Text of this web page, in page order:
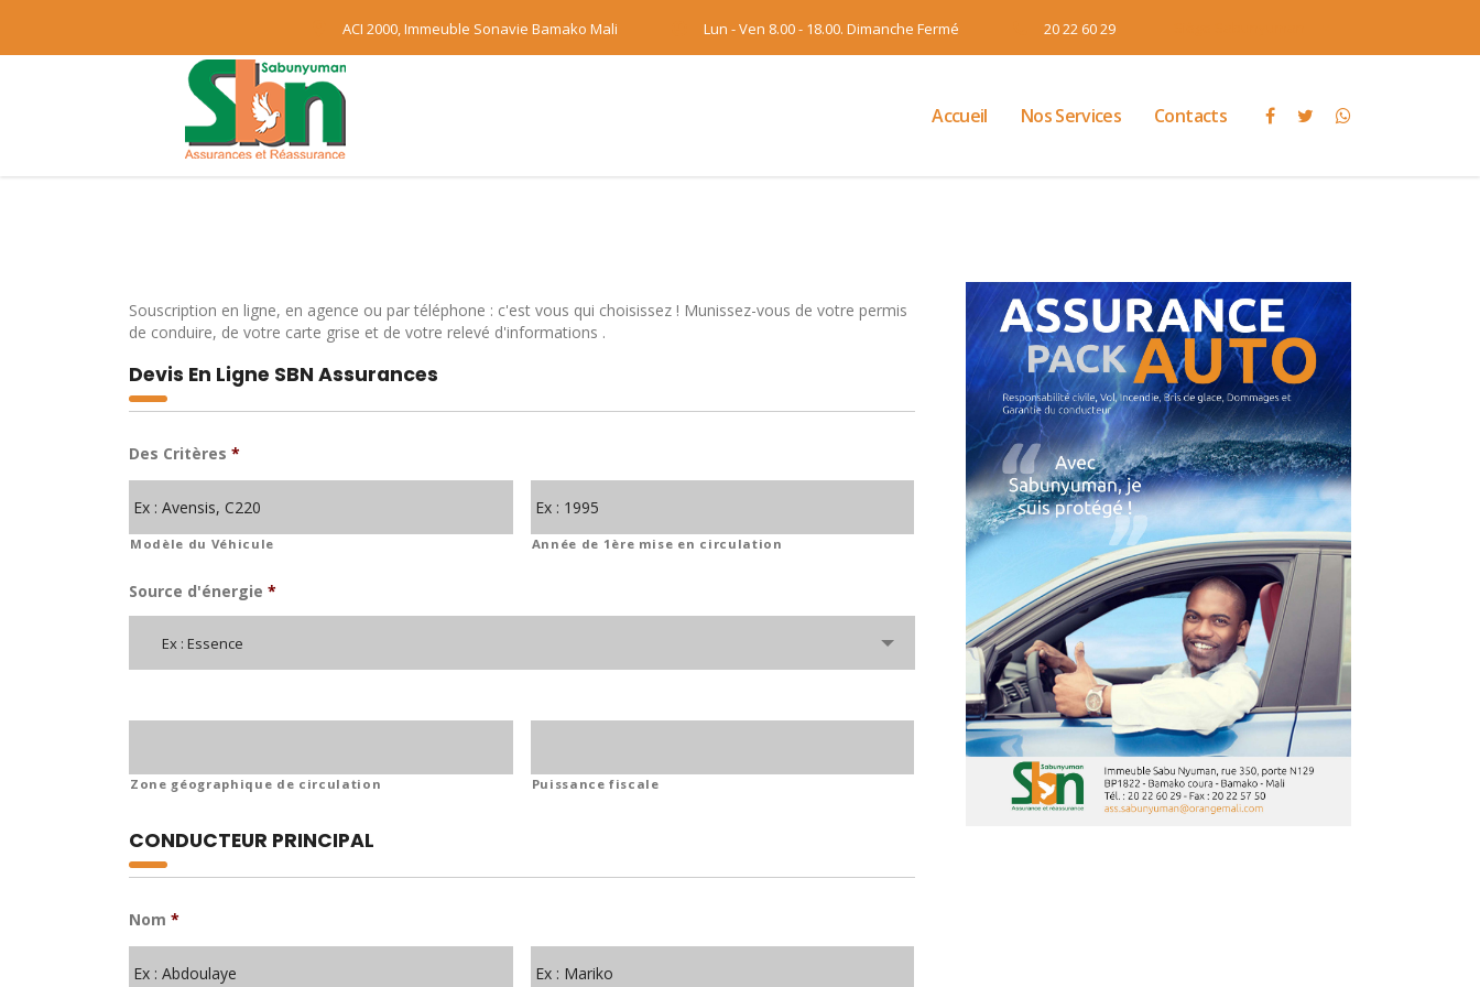
ACI 2000, Immeuble Sonavie Bamako Mali Lun - Ven 8.00 - 18.00. Dimanche Fermé 20 22 60 29
Accueil Nos Services Contacts
Souscription en ligne, en agence ou par téléphone : c'est vous qui choisissez ! Munissez-vous de votre permis
de conduire, de votre carte grise et de votre relevé d'informations .
Devis En Ligne SBN Assurances
Des Critères *
Modèle du Véhicule Année de 1ère mise en circulation
Source d'énergie *
Ex : Essence
Zone géographique de circulation Puissance fiscale
CONDUCTEUR PRINCIPAL
Nom *